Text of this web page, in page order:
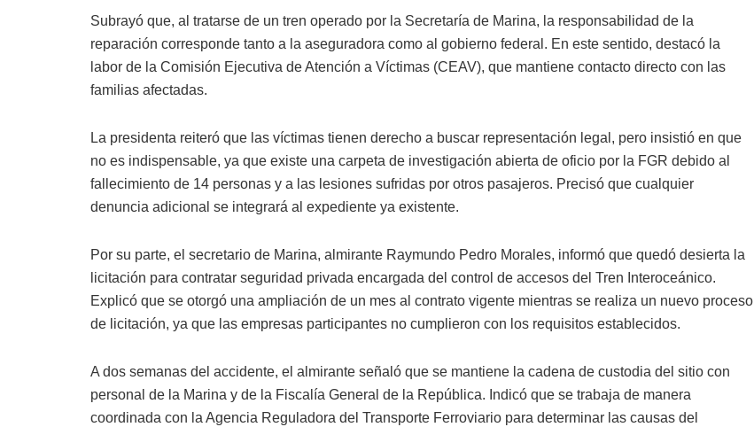
Subrayó que, al tratarse de un tren operado por la Secretaría de Marina, la responsabilidad de la
reparación corresponde tanto a la aseguradora como al gobierno federal. En este sentido, destacó la
labor de la Comisión Ejecutiva de Atención a Víctimas (CEAV), que mantiene contacto directo con las
familias afectadas.
La presidenta reiteró que las víctimas tienen derecho a buscar representación legal, pero insistió en que
no es indispensable, ya que existe una carpeta de investigación abierta de oficio por la FGR debido al
fallecimiento de 14 personas y a las lesiones sufridas por otros pasajeros. Precisó que cualquier
denuncia adicional se integrará al expediente ya existente.
Por su parte, el secretario de Marina, almirante Raymundo Pedro Morales, informó que quedó desierta la
licitación para contratar seguridad privada encargada del control de accesos del Tren Interoceánico.
Explicó que se otorgó una ampliación de un mes al contrato vigente mientras se realiza un nuevo proceso
de licitación, ya que las empresas participantes no cumplieron con los requisitos establecidos.
A dos semanas del accidente, el almirante señaló que se mantiene la cadena de custodia del sitio con
personal de la Marina y de la Fiscalía General de la República. Indicó que se trabaja de manera
coordinada con la Agencia Reguladora del Transporte Ferroviario para determinar las causas del